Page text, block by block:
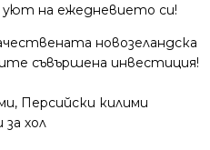
на ежедневието си!
новозеландска
съвършена инвестиция!
, Персийски килими
за хол